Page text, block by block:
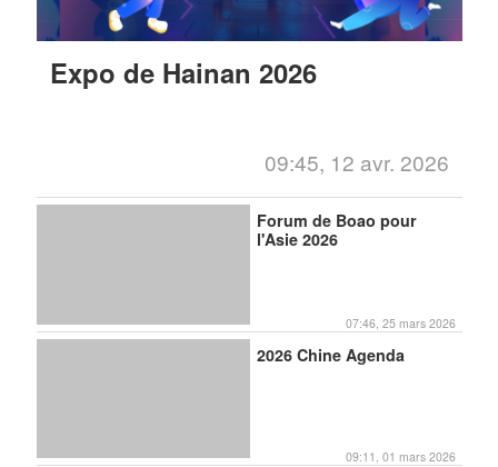
Expo de Hainan 2026
09:45, 12 avr. 2026
Forum de Boao pour
l'Asie 2026
07:46, 25 mars 2026
2026 Chine Agenda
09:11, 01 mars 2026